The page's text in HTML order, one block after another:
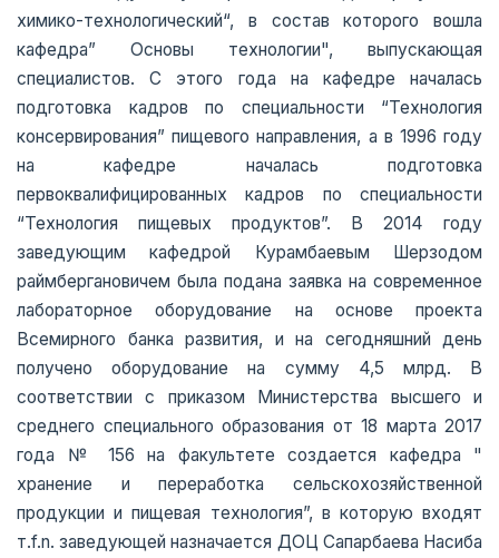
химико-технологический“, в состав которого вошла
кафедра” Основы технологии", выпускающая
специалистов. С этого года на кафедре началась
подготовка кадров по специальности “Технология
консервирования” пищевого направления, а в 1996 году
на кафедре началась подготовка
первоквалифицированных кадров по специальности
“Технология пищевых продуктов”. В 2014 году
заведующим кафедрой Курамбаевым Шерзодом
раймбергановичем была подана заявка на современное
лабораторное оборудование на основе проекта
Всемирного банка развития, и на сегодняшний день
получено оборудование на сумму 4,5 млрд. В
соответствии с приказом Министерства высшего и
среднего специального образования от 18 марта 2017
года № 156 на факультете создается кафедра "
хранение и переработка сельскохозяйственной
продукции и пищевая технология”, в которую входят
т.f.n. заведующей назначается ДОЦ Сапарбаева Насиба